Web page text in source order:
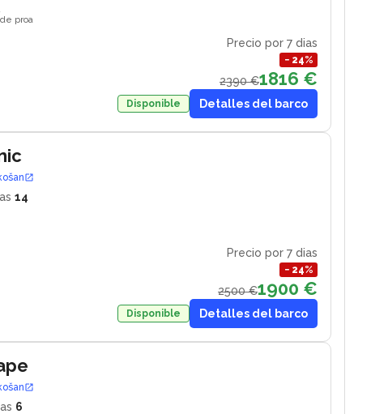
proa
Precio por 7 dias
− 24%
2390 €1816 €
Disponible Detalles del barco
14
Precio por 7 dias
− 24%
2500 €1900 €
Disponible Detalles del barco
6